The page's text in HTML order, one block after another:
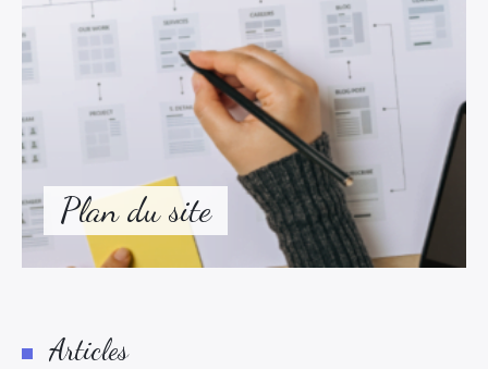
Plan du site
Articles
Panier
Finalisation de la commande